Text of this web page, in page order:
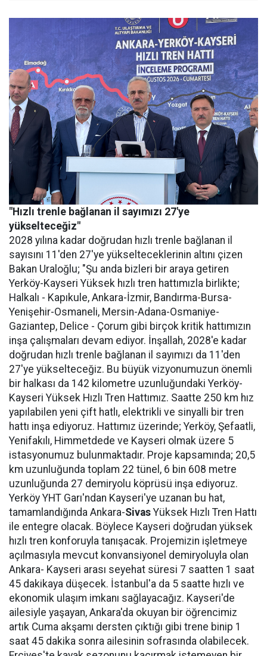
"Hızlı trenle bağlanan il sayımızı 27'ye
yükselteceğiz"
2028 yılına kadar doğrudan hızlı trenle bağlanan il
sayısını 11'den 27'ye yükselteceklerinin altını çizen
Bakan Uraloğlu; "Şu anda bizleri bir araya getiren
Yerköy-Kayseri Yüksek hızlı tren hattımızla birlikte;
Halkalı - Kapıkule, Ankara-İzmir, Bandırma-Bursa-
Yenişehir-Osmaneli, Mersin-Adana-Osmaniye-
Gaziantep, Delice - Çorum gibi birçok kritik hattımızın
inşa çalışmaları devam ediyor. İnşallah, 2028'e kadar
doğrudan hızlı trenle bağlanan il sayımızı da 11'den
27'ye yükselteceğiz. Bu büyük vizyonumuzun önemli
bir halkası da 142 kilometre uzunluğundaki Yerköy-
Kayseri Yüksek Hızlı Tren Hattımız. Saatte 250 km hız
yapılabilen yeni çift hatlı, elektrikli ve sinyalli bir tren
hattı inşa ediyoruz. Hattımız üzerinde; Yerköy, Şefaatli,
Yenifakılı, Himmetdede ve Kayseri olmak üzere 5
istasyonumuz bulunmaktadır. Proje kapsamında; 20,5
km uzunluğunda toplam 22 tünel, 6 bin 608 metre
uzunluğunda 27 demiryolu köprüsü inşa ediyoruz.
Yerköy YHT Garı'ndan Kayseri'ye uzanan bu hat,
tamamlandığında Ankara-Sivas Yüksek Hızlı Tren Hattı
ile entegre olacak. Böylece Kayseri doğrudan yüksek
hızlı tren konforuyla tanışacak. Projemizin işletmeye
açılmasıyla mevcut konvansiyonel demiryoluyla olan
Ankara- Kayseri arası seyehat süresi 7 saatten 1 saat
45 dakikaya düşecek. İstanbul'a da 5 saatte hızlı ve
ekonomik ulaşım imkanı sağlayacağız. Kayseri'de
ailesiyle yaşayan, Ankara'da okuyan bir öğrencimiz
artık Cuma akşamı dersten çıktığı gibi trene binip 1
saat 45 dakika sonra ailesinin sofrasında olabilecek.